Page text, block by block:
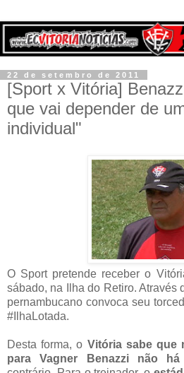
22 de setembro de 2011
[Sport x Vitória]
que vai depender de
individual"
O Sport pretende receber o
sábado, na Ilha do Retiro. Através
pernambucano convoca seu
#IlhaLotada.
Desta forma, o Vitória sabe que
para Vagner Benazzi não há